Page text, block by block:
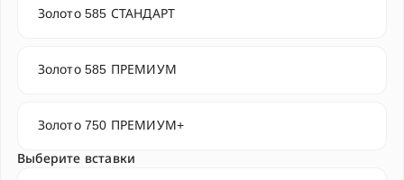
Золото 585 СТАНДАРТ
Золото 585 ПРЕМИУМ
Золото 750 ПРЕМИУМ+
Выберите вставки